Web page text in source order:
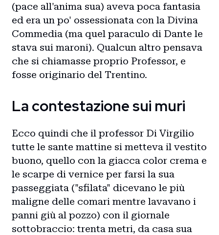
(pace all'anima sua) aveva poca fantasia
ed era un po' ossessionata con la Divina
Commedia (ma quel paraculo di Dante le
stava sui maroni). Qualcun altro pensava
che si chiamasse proprio Professor, e
fosse originario del Trentino.
La contestazione sui muri
Ecco quindi che il professor Di Virgilio
tutte le sante mattine si metteva il vestito
buono, quello con la giacca color crema e
le scarpe di vernice per farsi la sua
passeggiata ("sfilata" dicevano le più
maligne delle comari mentre lavavano i
panni giù al pozzo) con il giornale
sottobraccio: trenta metri, da casa sua